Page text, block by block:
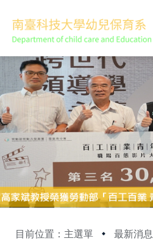
目前位置：主選單 最新消息
:::